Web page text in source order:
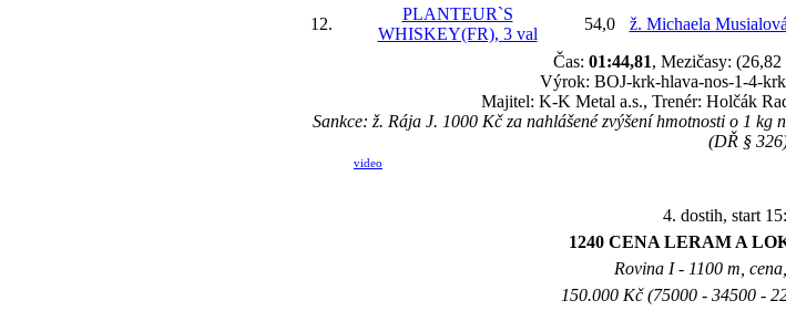
12.
PLANTEUR`S
WHISKEY(FR), 3 val
54,0 ž. Michaela Musialová
Čas: 01:44,81, Mezičasy:
Výrok: BOJ-krk-hlava-nos-1-4-
Majitel: K-K Metal a.s., Trenér: Holčák
Sankce: ž. Rája J. 1000 Kč za nahlášené zvýšení hmotnosti o 1
(DŘ §
video
4. dostih, start
1240 CENA LERAM A
Rovina I - 1100 m,
150.000 Kč (75000 - 34500 -